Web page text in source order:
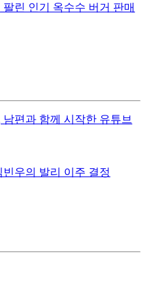
린 인기 옥수수 버거 판매
편과 함께 시작한 유튜브
우의 발리 이주 결정